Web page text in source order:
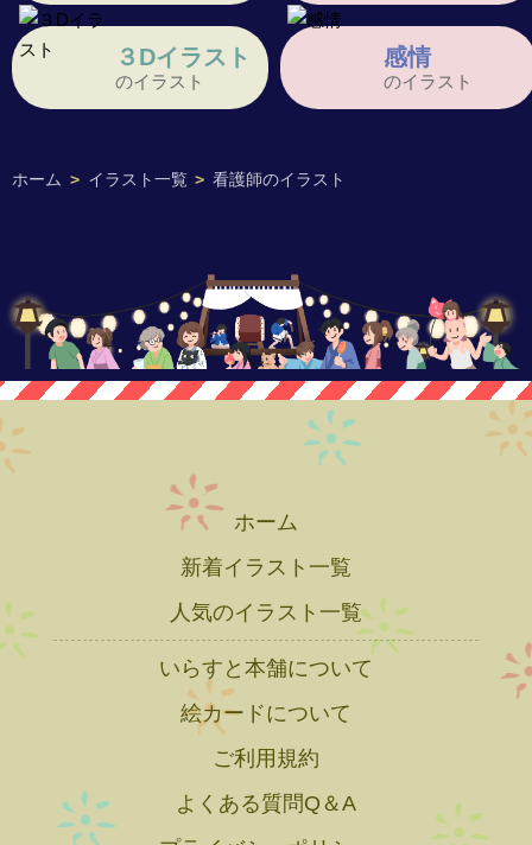
ホーム > イラスト一覧 > 看護師のイラスト
３Dイラスト
のイラスト
感情
のイラスト
ホーム
新着イラスト一覧
人気のイラスト一覧
いらすと本舗について
絵カードについて
ご利用規約
よくある質問Q＆A